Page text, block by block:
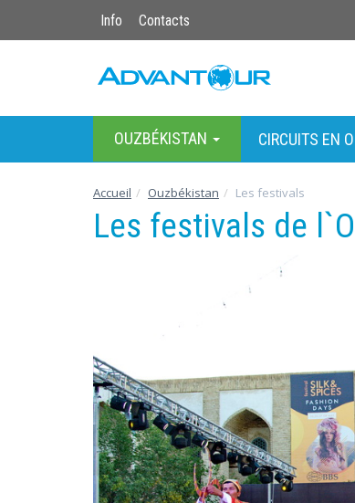
Info Contacts
OUZBÉKISTAN CIRCUITS EN
Accueil Ouzbékistan Les festivals
Les festivals de